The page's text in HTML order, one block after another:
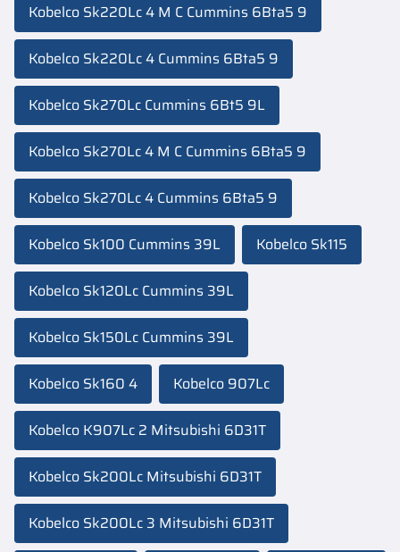
Kobelco Sk220Lc 4 M C Cummins 6Bta5 9
Kobelco Sk220Lc 4 Cummins 6Bta5 9
Kobelco Sk270Lc Cummins 6Bt5 9L
Kobelco Sk270Lc 4 M C Cummins 6Bta5 9
Kobelco Sk270Lc 4 Cummins 6Bta5 9
Kobelco Sk100 Cummins 39L Kobelco Sk115
Kobelco Sk120Lc Cummins 39L
Kobelco Sk150Lc Cummins 39L
Kobelco Sk160 4 Kobelco 907Lc
Kobelco K907Lc 2 Mitsubishi 6D31T
Kobelco Sk200Lc Mitsubishi 6D31T
Kobelco Sk200Lc 3 Mitsubishi 6D31T